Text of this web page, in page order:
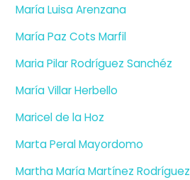
María Luisa Arenzana
María Paz Cots Marfil
Maria Pilar Rodríguez Sanchéz
María Villar Herbello
Maricel de la Hoz
Marta Peral Mayordomo
Martha María Martínez Rodríguez